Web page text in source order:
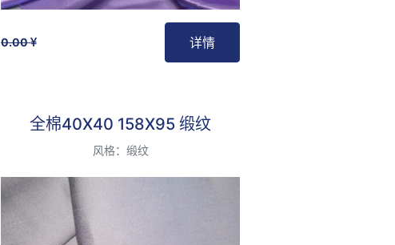
0.00 详情
全棉40X40 158X95 缎纹
风格：缎纹